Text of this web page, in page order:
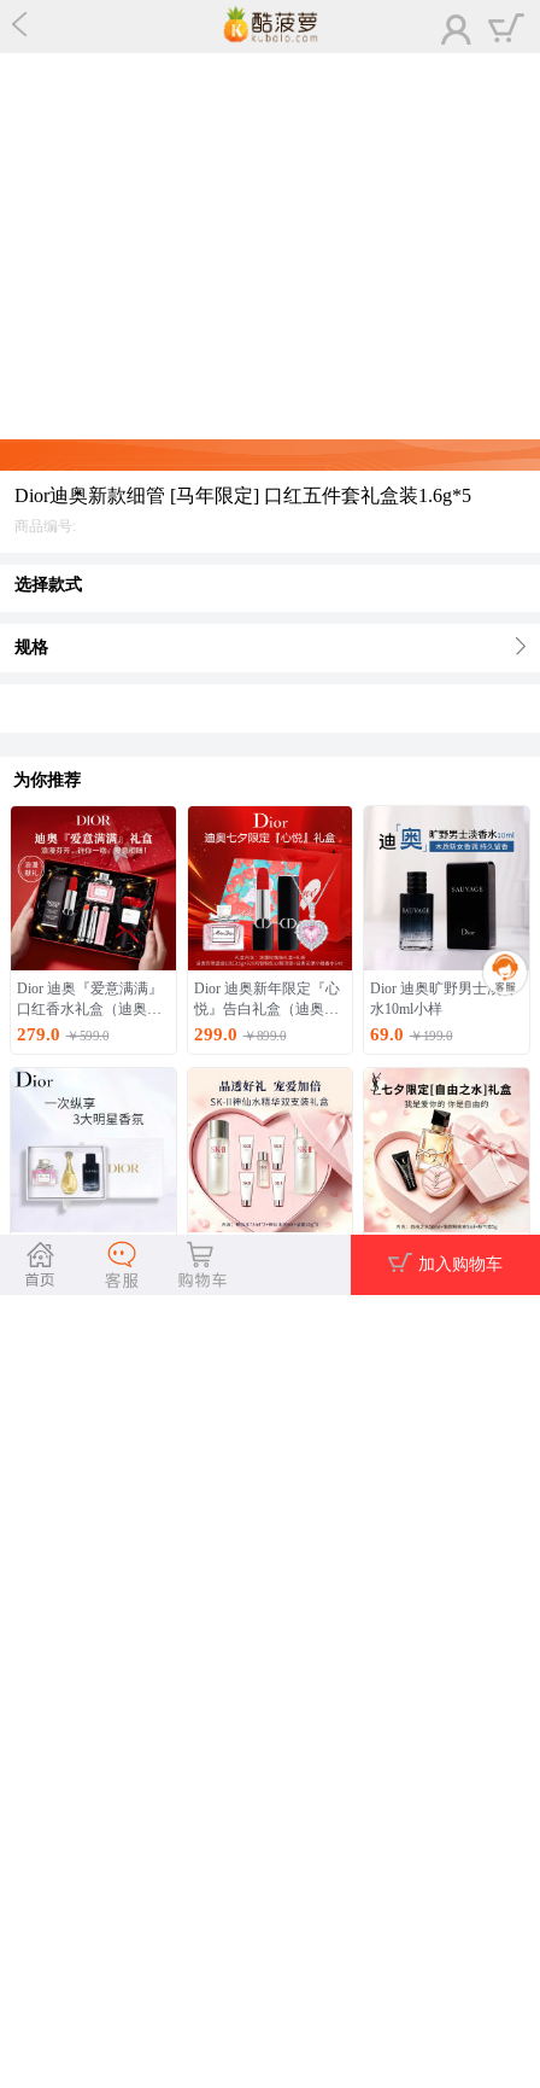
Dior迪奥新款细管 [马年限定] 口红五件套礼盒装1.6g*5
商品编号:
选择款式
规格
为你推荐
Dior 迪奥『爱意满满』
口红香水礼盒（迪奥蓝
金口红3.5g+花漾小姐香
膏1.4g*2支）
279.0 ￥599.0
Dior 迪奥新年限定『心
悦』告白礼盒（迪奥口
红3.5g+纯银心跳项链
299.0 ￥899.0
Dior 迪奥旷野男士淡香
水10ml小样
69.0 ￥199.0
Dior迪奥花漾甜心旷野
真我三件套香水礼盒
（白色三件套）
SK-II「双倍宠爱」神仙
水75ml*2双支装礼盒
YSL圣罗兰「七夕限
定」自由之水50ml心动
礼盒
520.0 ￥1160.0
加入购物车